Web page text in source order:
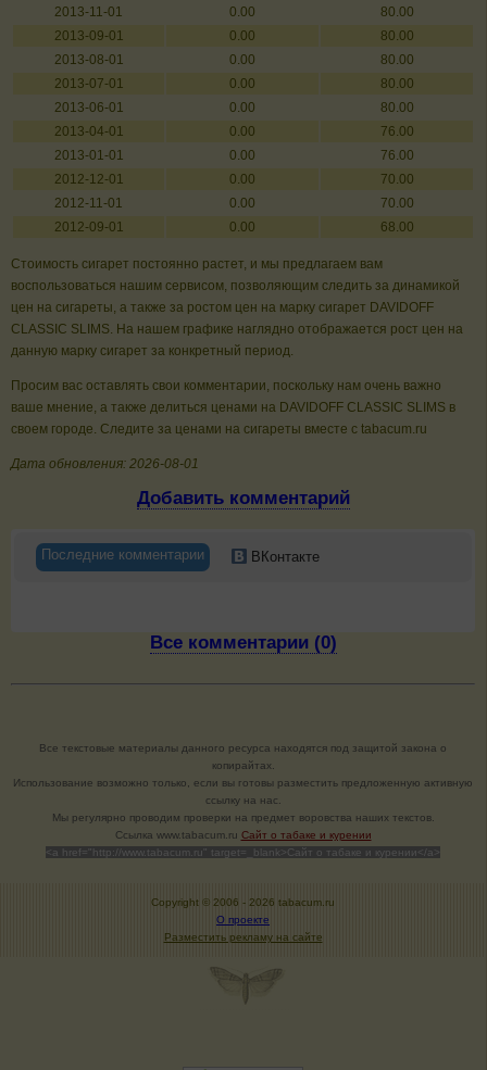
2013-11-01
0.00
80.00
2013-09-01
0.00
80.00
2013-08-01
0.00
80.00
2013-07-01
0.00
80.00
2013-06-01
0.00
80.00
2013-04-01
0.00
76.00
2013-01-01
0.00
76.00
2012-12-01
0.00
70.00
2012-11-01
0.00
70.00
2012-09-01
0.00 68.00
Стоимость сигарет постоянно растет, и мы предлагаем вам
воспользоваться нашим сервисом, позволяющим следить за динамикой
цен на сигареты, а также за ростом цен на марку сигарет DAVIDOFF
CLASSIC SLIMS. На нашем графике наглядно отображается рост цен на
данную марку сигарет за конкретный период.
Просим вас оставлять свои комментарии, поскольку нам очень важно
ваше мнение, а также делиться ценами на DAVIDOFF CLASSIC SLIMS в
своем городе. Следите за ценами на сигареты вместе с tabacum.ru
Дата обновления: 2026-08-01
Добавить комментарий
Последние комментарии ВКонтакте
Все комментарии (0)
Все текстовые материалы данного ресурса находятся под защитой закона о
копирайтах.
Использование возможно только, если вы готовы разместить предложенную активную
ссылку на нас.
Мы регулярно проводим проверки на предмет воровства наших текстов.
Cсылка www.tabacum.ru Сайт о табаке и курении
<a href="http://www.tabacum.ru" target=_blank>Сайт о табаке и курении</a>
Copyright © 2006 - 2026 tabacum.ru
О проекте
Разместить рекламу на сайте